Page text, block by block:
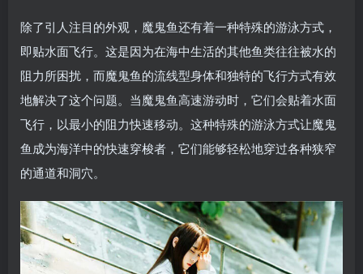
除了引人注目的外观，魔鬼鱼还有着一种特殊的游泳方式，
即贴水面飞行。这是因为在海中生活的其他鱼类往往被水的
阻力所困扰，而魔鬼鱼的流线型身体和独特的飞行方式有效
地解决了这个问题。当魔鬼鱼高速游动时，它们会贴着水面
飞行，以最小的阻力快速移动。这种特殊的游泳方式让魔鬼
鱼成为海洋中的快速穿梭者，它们能够轻松地穿过各种狭窄
的通道和洞穴。